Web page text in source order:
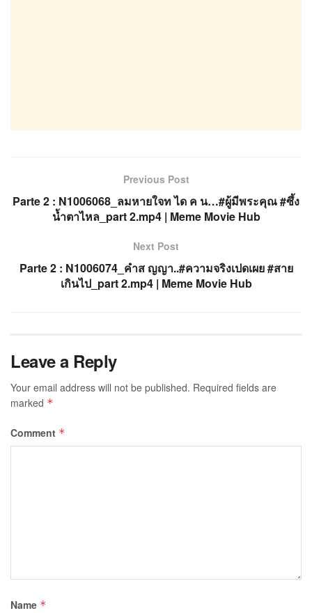
Previous Post
Parte 2 : N1006068_ลมหายใจท ได ค น…#ผู้มีพระคุณ #ซึ้ง
น้ำตาไหล_part 2.mp4 | Meme Movie Hub
Next Post
Parte 2 : N1006074_คำส ญญา..#ความจริงเปดเผย #สาย
เกินไป_part 2.mp4 | Meme Movie Hub
Leave a Reply
Your email address will not be published. Required fields are
marked *
Comment *
Name *